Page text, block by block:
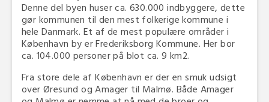
Denne del byen huser ca. 630.000 indbyggere, dette
gør kommunen til den mest folkerige kommune i
hele Danmark. Et af de mest populære områder i
København by er Frederiksborg Kommune. Her bor
ca. 104.000 personer på blot ca. 9 km2.
Fra store dele af København er der en smuk udsigt
over Øresund og Amager til Malmø. Både Amager